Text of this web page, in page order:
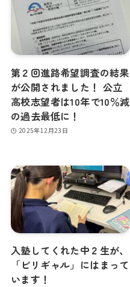
第２回進路希望調査の結果
が公開されました！ 公立
高校志望者は10年で10％減
の過去最低に！
2025年12月23日
入塾してくれた中２生が、
「ビリギャル」にはまって
います！